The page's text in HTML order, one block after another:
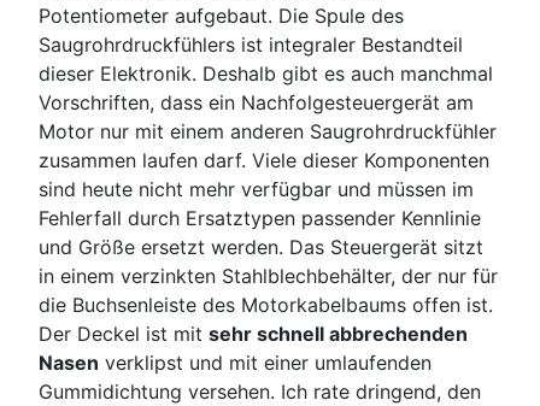
Potentiometer aufgebaut. Die Spule des
Saugrohrdruckfühlers ist integraler Bestandteil
dieser Elektronik. Deshalb gibt es auch manchmal
Vorschriften, dass ein Nachfolgesteuergerät am
Motor nur mit einem anderen Saugrohrdruckfühler
zusammen laufen darf. Viele dieser Komponenten
sind heute nicht mehr verfügbar und müssen im
Fehlerfall durch Ersatztypen passender Kennlinie
und Größe ersetzt werden. Das Steuergerät sitzt
in einem verzinkten Stahlblechbehälter, der nur für
die Buchsenleiste des Motorkabelbaums offen ist.
Der Deckel ist mit sehr schnell abbrechenden
Nasen verklipst und mit einer umlaufenden
Gummidichtung versehen. Ich rate dringend, den